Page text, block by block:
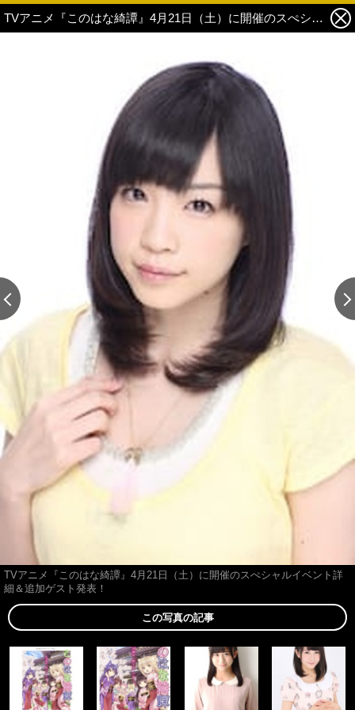
TVアニメ『このはな綺譚』4月21日（土）に開催のスぺシャルイベント詳細＆追加ゲスト発表！ 5枚目の写真・画像
TVアニメ『このはな綺譚』4月21日（土）に開催のスぺシャルイベント詳
細＆追加ゲスト発表！
この写真の記事